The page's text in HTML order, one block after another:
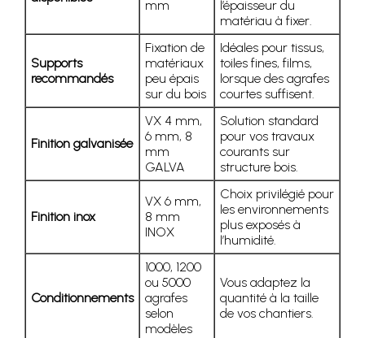
mm
l’épaisseur du
matériau à fixer.
Supports
recommandés
Fixation de
matériaux
peu épais
sur du bois
Idéales pour tissus,
toiles fines, films,
lorsque des agrafes
courtes suffisent.
Finition galvanisée
VX 4 mm,
6 mm, 8
mm
GALVA
Solution standard
pour vos travaux
courants sur
structure bois.
Finition inox
VX 6 mm,
8 mm
INOX
Choix privilégié pour
les environnements
plus exposés à
l’humidité.
Conditionnements
1000, 1200
ou 5000
agrafes
selon
modèles
Vous adaptez la
quantité à la taille
de vos chantiers.